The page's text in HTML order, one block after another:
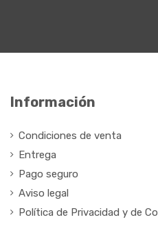
Información
Condiciones de venta
Entrega
Pago seguro
Aviso legal
Política de Privacidad y de